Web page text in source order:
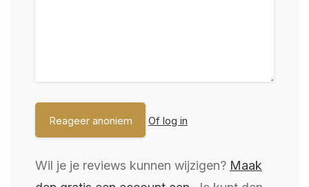
Of log in
Wil je je reviews kunnen wijzigen? Maak